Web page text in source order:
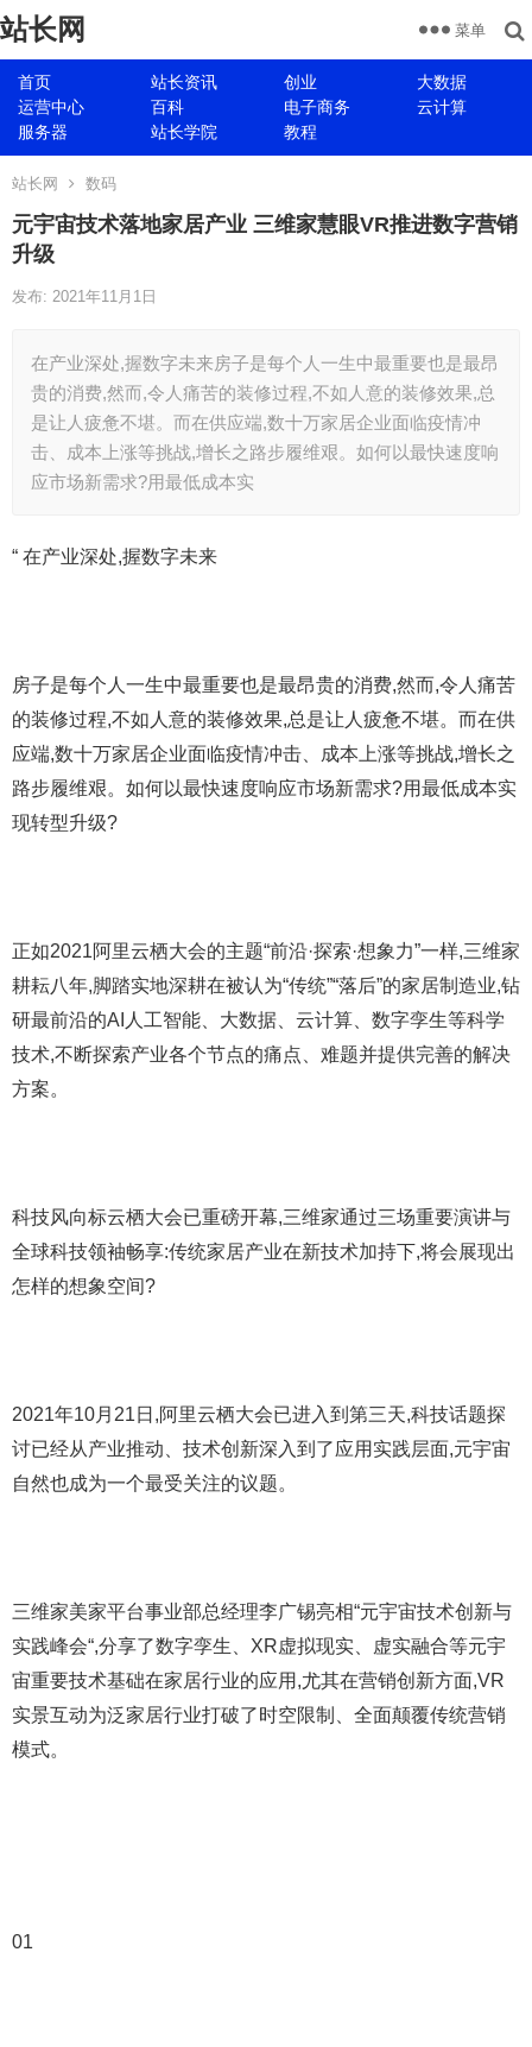
站长网
首页 站长资讯 创业
大数据
运营中心
百科 电子商务
云计算
服务器
站长学院 教程
菜单
站长网 数码
元宇宙技术落地家居产业 三维家慧眼VR推进数字营销
升级
发布: 2021年11月1日
在产业深处,握数字未来房子是每个人一生中最重要也是最昂
贵的消费,然而,令人痛苦的装修过程,不如人意的装修效果,总
是让人疲惫不堪。而在供应端,数十万家居企业面临疫情冲
击、成本上涨等挑战,增长之路步履维艰。如何以最快速度响
应市场新需求?用最低成本实
“ 在产业深处,握数字未来
房子是每个人一生中最重要也是最昂贵的消费,然而,令人痛苦
的装修过程,不如人意的装修效果,总是让人疲惫不堪。而在供
应端,数十万家居企业面临疫情冲击、成本上涨等挑战,增长之
路步履维艰。如何以最快速度响应市场新需求?用最低成本实
现转型升级?
正如2021阿里云栖大会的主题“前沿·探索·想象力”一样,三维家
耕耘八年,脚踏实地深耕在被认为“传统”“落后”的家居制造业,钻
研最前沿的AI人工智能、大数据、云计算、数字孪生等科学
技术,不断探索产业各个节点的痛点、难题并提供完善的解决
方案。
科技风向标云栖大会已重磅开幕,三维家通过三场重要演讲与
全球科技领袖畅享:传统家居产业在新技术加持下,将会展现出
怎样的想象空间?
2021年10月21日,阿里云栖大会已进入到第三天,科技话题探
讨已经从产业推动、技术创新深入到了应用实践层面,元宇宙
自然也成为一个最受关注的议题。
三维家美家平台事业部总经理李广锡亮相“元宇宙技术创新与
实践峰会“,分享了数字孪生、XR虚拟现实、虚实融合等元宇
宙重要技术基础在家居行业的应用,尤其在营销创新方面,VR
实景互动为泛家居行业打破了时空限制、全面颠覆传统营销
模式。
01